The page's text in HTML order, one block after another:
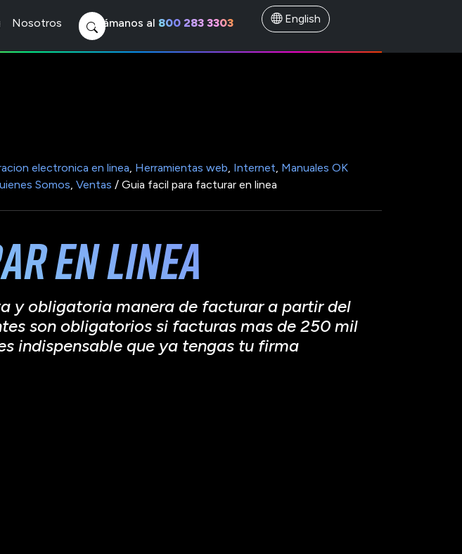
Nosotros Llámanos al 800 283 3303 English
electronica en linea, Herramientas web, Internet, Manuales OK
Somos, Ventas / Guia facil para facturar en linea
en linea
y obligatoria manera de facturar a partir del
son obligatorios si facturas mas de 250 mil
indispensable que ya tengas tu firma